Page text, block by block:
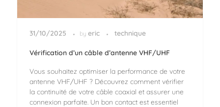
31/10/2025 by eric technique
Vérification d’un câble d’antenne VHF/UHF
Vous souhaitez optimiser la performance de votre
antenne VHF/UHF ? Découvrez comment vérifier
la continuité de votre câble coaxial et assurer une
connexion parfaite. Un bon contact est essentiel